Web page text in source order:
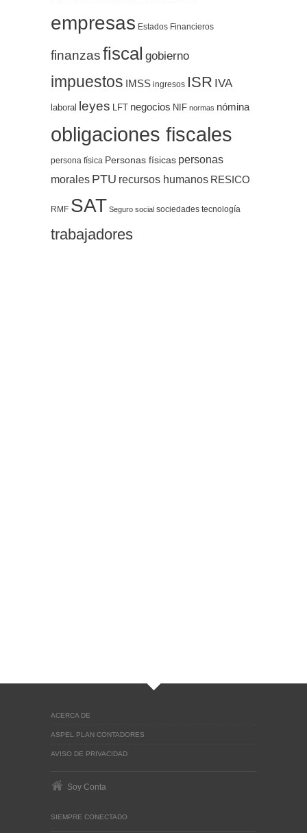
empresas Estados Financieros
finanzasfiscal gobierno
impuestos IMSS ingresos ISR IVA
laboral leyes LFT negocios NIF normas nómina
obligaciones fiscales
persona física Personas físicas personas
morales PTU recursos humanos RESICO
RMF SAT Seguro social sociedades tecnología
trabajadores
ACERCA DE
ASPEL PLAN CONTADORES
AVISO DE PRIVACIDAD
Soy Conta
SIEMPRE CONECTADO